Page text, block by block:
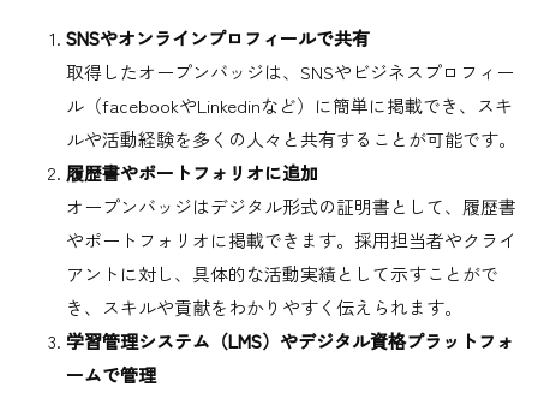
SNSやオンラインプロフィールで共有
取得したオープンバッジは、SNSやビジネスプロフィー
ル（facebookやLinkedinなど）に簡単に掲載でき、スキ
ルや活動経験を多くの人々と共有することが可能です。
履歴書やポートフォリオに追加
オープンバッジはデジタル形式の証明書として、履歴書
やポートフォリオに掲載できます。採用担当者やクライ
アントに対し、具体的な活動実績として示すことがで
き、スキルや貢献をわかりやすく伝えられます。
学習管理システム（LMS）やデジタル資格プラットフォ
ームで管理